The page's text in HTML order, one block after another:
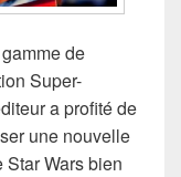
de
Super-
a profité de
une nouvelle
Wars bien